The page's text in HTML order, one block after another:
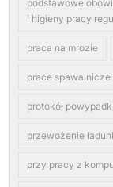
podstawowe
i higieny pracy
praca na mrozie
prace spawalnicze
protokół
przewożenie
przy pracy z